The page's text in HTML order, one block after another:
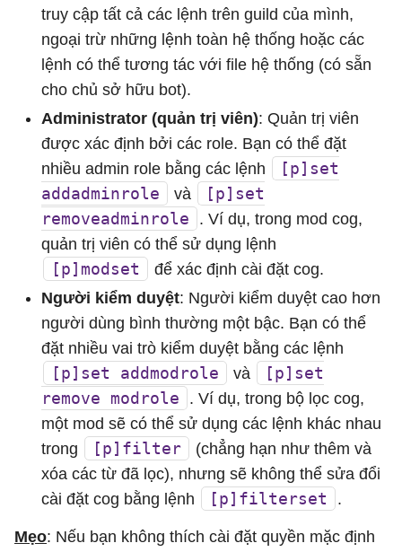
truy cập tất cả các lệnh trên guild của mình,
ngoại trừ những lệnh toàn hệ thống hoặc các
lệnh có thể tương tác với file hệ thống (có sẵn
cho chủ sở hữu bot).
Administrator (quản trị viên): Quản trị viên
được xác định bởi các role. Bạn có thể đặt
nhiều admin role bằng các lệnh
[p]set
addadminrole
và
[p]set
removeadminrole
. Ví dụ, trong mod cog,
quản trị viên có thể sử dụng lệnh
[p]modset
để xác định cài đặt cog.
Người kiểm duyệt: Người kiểm duyệt cao hơn
người dùng bình thường một bậc. Bạn có thể
đặt nhiều vai trò kiểm duyệt bằng các lệnh
[p]set addmodrole và
[p]set
remove modrole
. Ví dụ, trong bộ lọc cog,
một mod sẽ có thể sử dụng các lệnh khác nhau
trong
[p]filter
(chẳng hạn như thêm và
xóa các từ đã lọc), nhưng sẽ không thể sửa đổi
cài đặt cog bằng lệnh
[p]filterset .
Mẹo: Nếu bạn không thích cài đặt quyền mặc định